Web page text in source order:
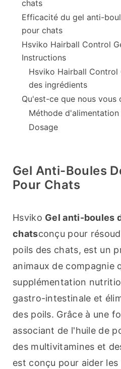
chats
Efficacité du gel anti-
pour chats
Hsviko Hairball Control
Instructions
Hsviko Hairball Control
des ingrédients
Qu'est-ce que nous vous
Méthode d'alimentation
Dosage
Gel Anti-Boules
Pour Chats
Hsviko Gel anti-boules
chatsconçu pour
poils des chats, est un
animaux de compagnie
supplémentation
gastro-intestinale et
des poils. Grâce à une
associant de l'huile de
des multivitamines et
est conçu pour aider